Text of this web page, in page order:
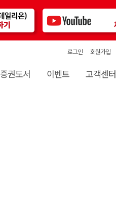
로그인 회원가입
증권도서 이벤트 고객센터